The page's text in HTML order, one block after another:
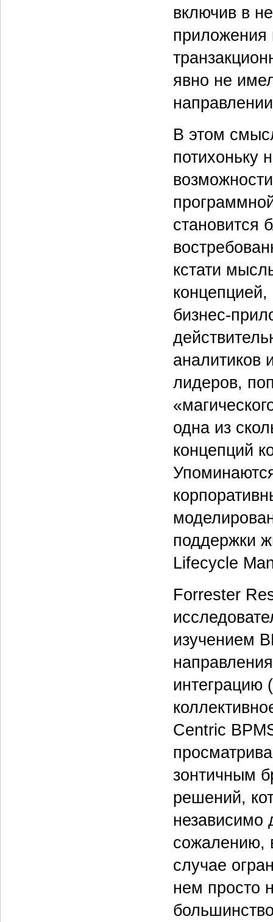
включив в
приложения
явно не
В этом
потихоньку
становится
кстати
бизнес-
аналитиков
лидеров,
одна из
концепций
поддерж­ки
Lifecycle
Forrester
изучением
интеграцию
Centric
зонтичным
решений,
независимо
сожалению,
случае
нем просто